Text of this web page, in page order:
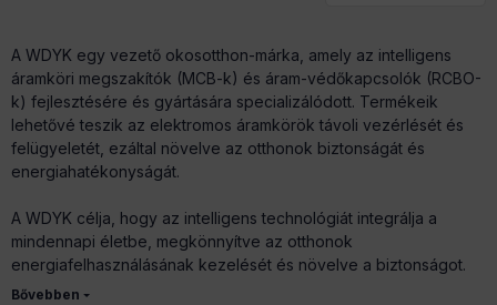
A WDYK egy vezető okosotthon-márka, amely az intelligens
áramköri megszakítók (MCB-k) és áram-védőkapcsolók (RCBO-
k) fejlesztésére és gyártására specializálódott. Termékeik
lehetővé teszik az elektromos áramkörök távoli vezérlését és
felügyeletét, ezáltal növelve az otthonok biztonságát és
energiahatékonyságát.
A WDYK célja, hogy az intelligens technológiát integrálja a
mindennapi életbe, megkönnyítve az otthonok
energiafelhasználásának kezelését és növelve a biztonságot.
Elkötelezettek amellett, hogy megbízható és felhasználóbarát